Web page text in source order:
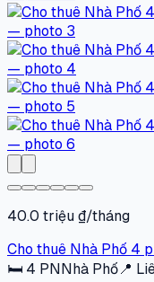
40.0 triệu ₫/tháng
Cho thuê Nhà Phố 4
🛏 4 PNNhà Phố📍